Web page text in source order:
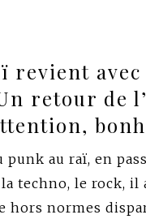
revient avec
retour de
au raï, en
techno, le rock, il
hors normes